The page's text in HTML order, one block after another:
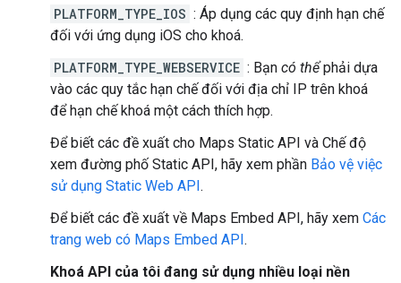
PLATFORM_TYPE_IOS : Áp dụng các quy định hạn chế
đối với ứng dụng iOS cho khoá.
PLATFORM_TYPE_WEBSERVICE : Bạn có thểphải dựa
vào các quy tắc hạn chế đối với địa chỉ IP trên khoá
để hạn chế khoá một cách thích hợp.
Để biết các đề xuất cho Maps Static API và Chế độ
xem đường phố Static API, hãy xem phần Bảo vệ việc
sử dụng Static Web API.
Để biết các đề xuất về Maps Embed API, hãy xem Các
trang web có Maps Embed API.
Khoá API của tôi đang sử dụng nhiều loại nền